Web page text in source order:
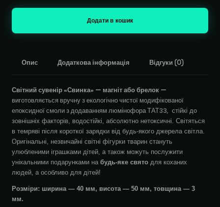
Додати в кошик
Опис Додаткова інформація Відгуки (0)
Світний сувенір «Свинка» — магніт або брелок —
виготовляється вручну з екологічно чистої модифікованої
епоксидної смоли з додаванням люмінофора ТАТ33, стійкі до
зовнішніх факторів, водостійкі, абсолютно нетоксичні. Світяться
в темряві після короткої зарядки від будь-якого джерела світла.
Оригінальні, незвичайні світні фігурки тварин стануть
улюбленими іграшками дітей, а також можуть послужити
унікальними подарунками набудь-яке свято для коханих
людей, а особливо для дітей!
Розміри: ширина — 40 мм, висота — 50 мм, товщина — 3
мм.